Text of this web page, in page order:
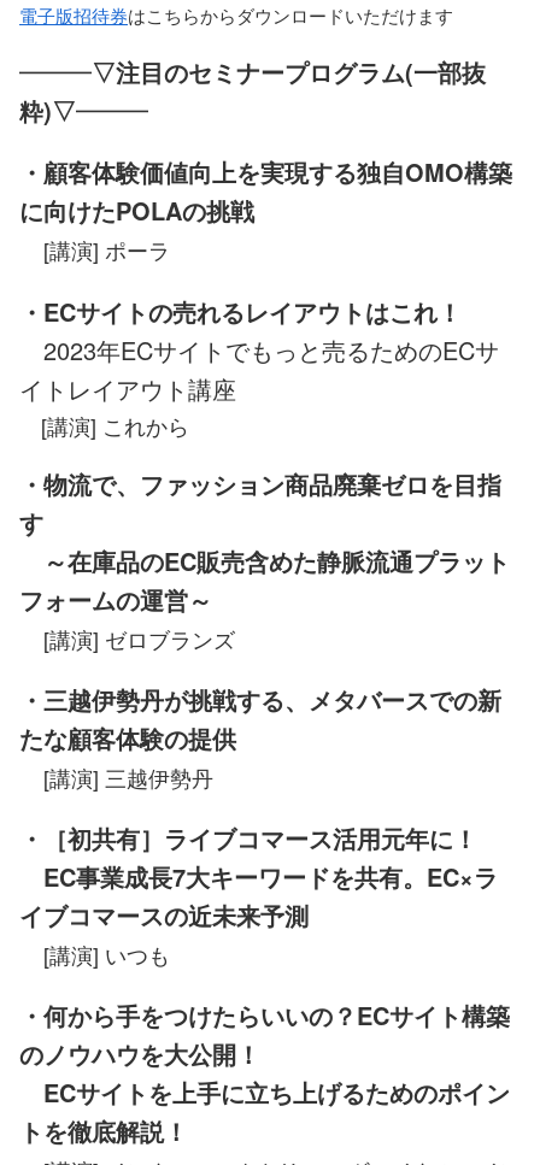
電子版招待券はこちらからダウンロードいただけます
━━━▽注目のセミナープログラム(一部抜
粋)▽━━━
・顧客体験価値向上を実現する独自OMO構築
に向けたPOLAの挑戦
[講演] ポーラ
・ECサイトの売れるレイアウトはこれ！
2023年ECサイトでもっと売るためのECサ
イトレイアウト講座
[講演] これから
・物流で、ファッション商品廃棄ゼロを目指
す
～在庫品のEC販売含めた静脈流通プラット
フォームの運営～
[講演] ゼロブランズ
・三越伊勢丹が挑戦する、メタバースでの新
たな顧客体験の提供
[講演] 三越伊勢丹
・［初共有］ライブコマース活用元年に！
EC事業成長7大キーワードを共有。EC×ラ
イブコマースの近未来予測
[講演] いつも
・何から手をつけたらいいの？ECサイト構築
のノウハウを大公開！
ECサイトを上手に立ち上げるためのポイン
トを徹底解説！